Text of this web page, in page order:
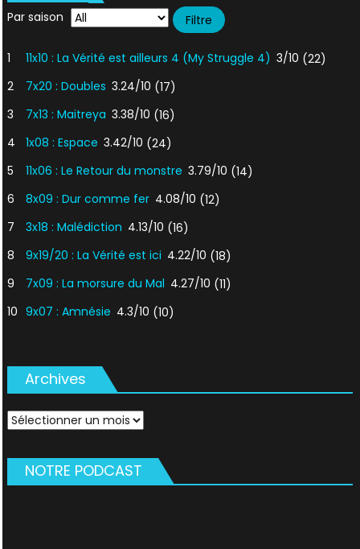
Par saison
1 11x10 : La Vérité est ailleurs 4 (My Struggle 4) 3/10 (22)
2
7x20 : Doubles 3.24/10 (17)
3
7x13 : Maitreya 3.38/10 (16)
4
1x08 : Espace 3.42/10 (24)
5
11x06 : Le Retour du monstre 3.79/10 (14)
6
8x09 : Dur comme fer 4.08/10 (12)
7
3x18 : Malédiction 4.13/10 (16)
8
9x19/20 : La Vérité est ici 4.22/10 (18)
9
7x09 : La morsure du Mal 4.27/10 (11)
10 9x07 : Amnésie 4.3/10 (10)
Archives
Archives
NOTRE PODCAST